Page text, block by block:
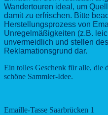
Wandertouren ideal, um
damit zu erfrischen. Bitte
Herstellungsprozess von
Unregelmäßigkeiten (z.B.
unvermeidlich und stellen
Reklamationsgrund dar.
Ein tolles Geschenk für alle, die
schöne Sammler-Idee.
Emaille-Tasse Saarbrücken 1